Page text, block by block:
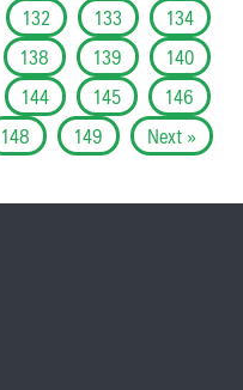
132 133
134
138 139
140
144 145
146
148 149 Next »